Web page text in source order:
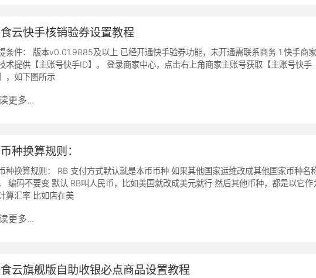
云快手核销验券设置教程
条件： 版本v0.01.9885及以上 已经开通快手验券功能，未开通需联系商务 1.快手商
术提供【主账号快手ID】。 登录商家中心，点击右上角商家主账号获取【主账号快手
，如下图所示
更多...
种换算规则：
种换算规则： RB 支付方式默认就是本币币种 如果其他国家运维改成其他国家币种名
编码不要变 默认 RB叫人民币，比如美国就改成美元就行 然后其他币种，都是以它作
算汇率 比如店在美
更多...
云旗舰版自助收银必点商品设置教程